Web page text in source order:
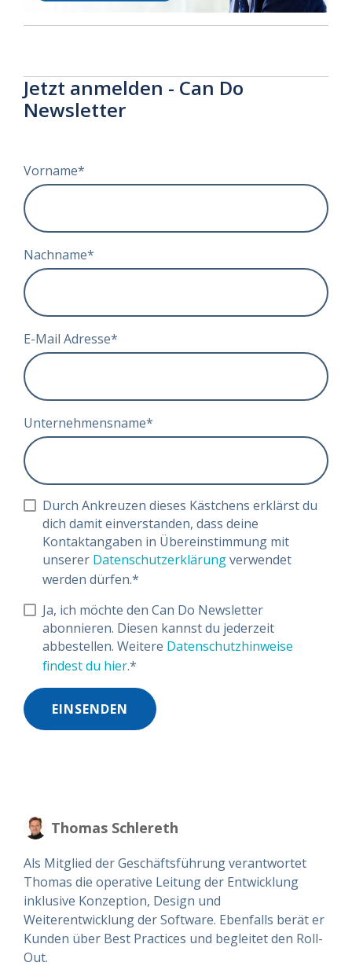
Jetzt anmelden - Can Do
Newsletter
Vorname*
Nachname*
E-Mail Adresse*
Unternehmensname*
Durch Ankreuzen dieses Kästchens erklärst du
dich damit einverstanden, dass deine
Kontaktangaben in Übereinstimmung mit
unserer Datenschutzerklärungverwendet
werden dürfen.*
Ja, ich möchte den Can Do Newsletter
abonnieren. Diesen kannst du jederzeit
abbestellen. Weitere Datenschutzhinweise
findest du hier.*
Thomas Schlereth
Als Mitglied der Geschäftsführung verantwortet
Thomas die operative Leitung der Entwicklung
inklusive Konzeption, Design und
Weiterentwicklung der Software. Ebenfalls berät er
Kunden über Best Practices und begleitet den Roll-
Out.